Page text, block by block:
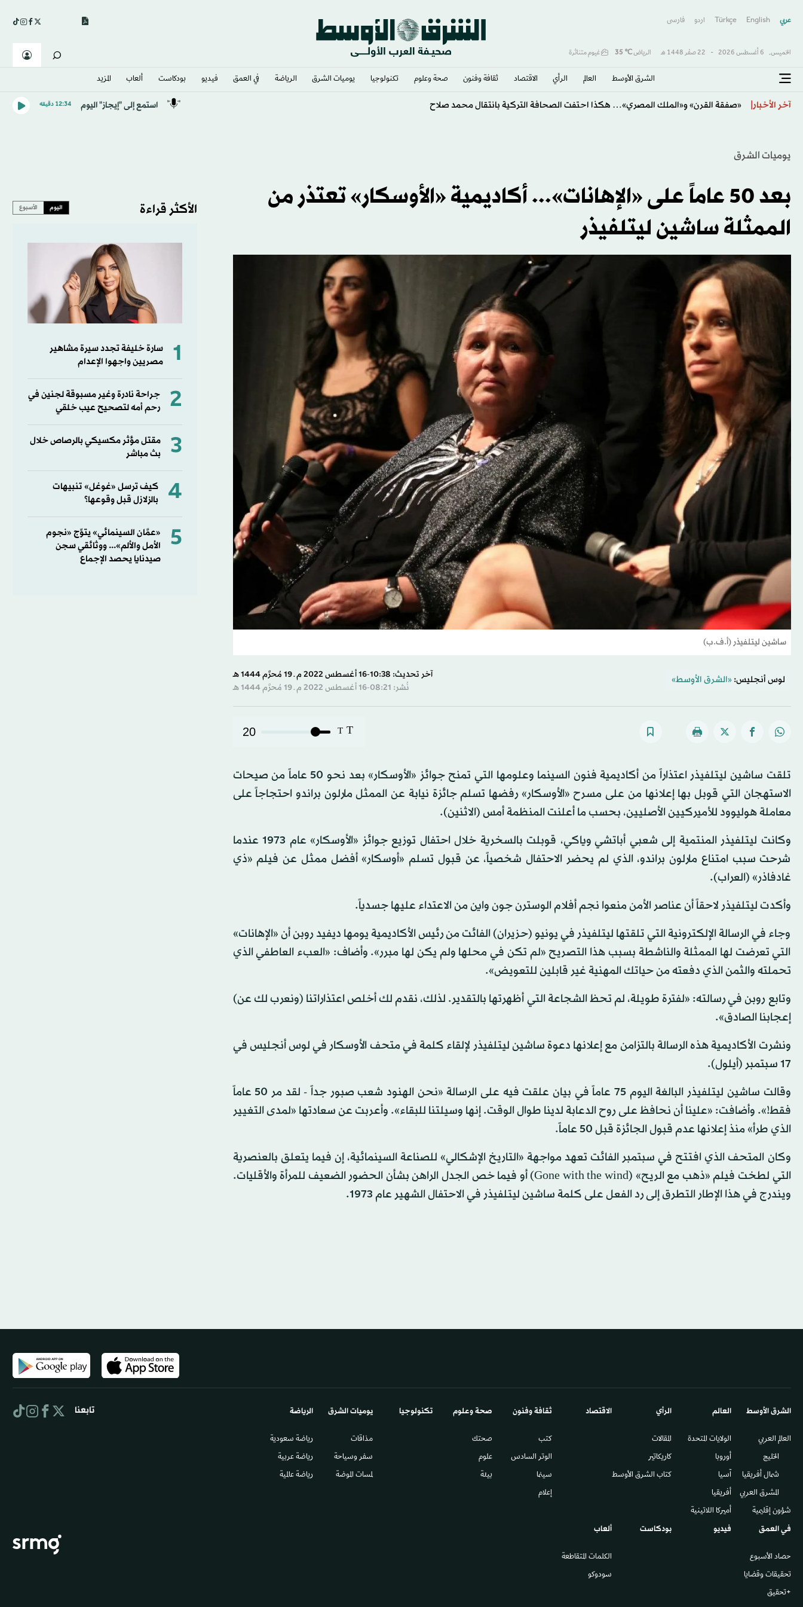
عربي English
Türkçe اردو فارسى
الخميس, 6 أغسطس 2026 - 22 صفَر 1448 هـ الرياض℃
35 غيوم متناثرة
الشرق الأوسط​ العالم الرأي الاقتصاد ثقافة وفنون صحة وعلوم تكنولوجيا يوميات الشرق​ الرياضة في العمق فيديو بودكاست ألعاب المزيد
آخر الأخبار استمع إلى "إيجاز" اليوم 12:34 دقيقه
يوميات الشرق
بعد 50 عاماً على «الإهانات»... أكاديمية «الأوسكار» تعتذر من
الممثلة ساشين ليتلفيذر
ساشين ليتلفيذر (أ.ف.ب)
لوس أنجليس: «الشرق الأوسط»
آخر تحديث: 10:38-16 أغسطس 2022 م ـ 19 مُحرَّم 1444 هـ
نُشر: 08:21-16 أغسطس 2022 م ـ 19 مُحرَّم 1444 هـ
T
T
20
تلقت ساشين ليتلفيذر اعتذاراً من أكاديمية فنون السينما وعلومها التي تمنح جوائز «الأوسكار» بعد نحو 50 عاماً من صيحات
الاستهجان التي قوبل بها إعلانها من على مسرح «الأوسكار» رفضها تسلم جائزة نيابة عن الممثل مارلون براندو احتجاجاً على
معاملة هوليوود للأميركيين الأصليين، بحسب ما أعلنت المنظمة أمس (الاثنين).
وكانت ليتلفيذر المنتمية إلى شعبي أباتشي وياكي، قوبلت بالسخرية خلال احتفال توزيع جوائز «الأوسكار» عام 1973 عندما
شرحت سبب امتناع مارلون براندو، الذي لم يحضر الاحتفال شخصياً، عن قبول تسلم «أوسكار» أفضل ممثل عن فيلم «ذي
غادفاذر» (العراب).
وأكدت ليتلفيذر لاحقاً أن عناصر الأمن منعوا نجم أفلام الوسترن جون واين من الاعتداء عليها جسدياً.
وجاء في الرسالة الإلكترونية التي تلقتها ليتلفيذر في يونيو (حزيران) الفائت من رئيس الأكاديمية يومها ديفيد روبن أن «الإهانات»
التي تعرضت لها الممثلة والناشطة بسبب هذا التصريح «لم تكن في محلها ولم يكن لها مبرر». وأضاف: «العبء العاطفي الذي
تحملته والثمن الذي دفعته من حياتك المهنية غير قابلين للتعويض».
وتابع روبن في رسالته: «لفترة طويلة، لم تحظ الشجاعة التي أظهرتها بالتقدير. لذلك، نقدم لك أخلص اعتذاراتنا (ونعرب لك عن)
إعجابنا الصادق».
ونشرت الأكاديمية هذه الرسالة بالتزامن مع إعلانها دعوة ساشين ليتلفيذر لإلقاء كلمة في متحف الأوسكار في لوس أنجليس في
17 سبتمبر (أيلول).
وقالت ساشين ليتلفيذر البالغة اليوم 75 عاماً في بيان علقت فيه على الرسالة «نحن الهنود شعب صبور جداً - لقد مر 50 عاماً
فقط!». وأضافت: «علينا أن نحافظ على روح الدعابة لدينا طوال الوقت. إنها وسيلتنا للبقاء». وأعربت عن سعادتها «لمدى التغيير
الذي طرأ» منذ إعلانها عدم قبول الجائزة قبل 50 عاماً.
وكان المتحف الذي افتتح في سبتمبر الفائت تعهد مواجهة «التاريخ الإشكالي» للصناعة السينمائية، إن فيما يتعلق بالعنصرية
التي لطخت فيلم «ذهب مع الريح» (Gone with the wind) أو فيما خص الجدل الراهن بشأن الحضور الضعيف للمرأة والأقليات.
ويندرج في هذا الإطار التطرق إلى رد الفعل على كلمة ساشين ليتلفيذر في الاحتفال الشهير عام 1973.
الأكثر قراءة اليوم الأسبوع
1
سارة خليفة تجدد سيرة مشاهير
مصريين واجهوا الإعدام
2
جراحة نادرة وغير مسبوقة لجنين في
رحم أمه لتصحيح عيب خلقي
3
مقتل مؤثر مكسيكي بالرصاص خلال
بث مباشر
4
كيف ترسل «غوغل» تنبيهات
بالزلازل قبل وقوعها؟
5
«عمَّان السينمائي» يتوِّج «نجوم
الأمل والألم»... ووثائقي سجن
صيدنايا يحصد الإجماع
الشرق الأوسط​
العالم العربي
الخليج
شمال أفريقيا
المشرق العربي
شؤون إقليمية
العالم
الولايات المتحدة
أوروبا
آسيا
أفريقيا
أميركا اللاتينية
الرأي
المقالات
كاريكاتير
كتاب الشرق الأوسط
الاقتصاد ثقافة وفنون
كتب
الوتر السادس​
سينما
إعلام
صحة وعلوم
صحتك
علوم
بيئة
تكنولوجيا يوميات الشرق​
مذاقات
سفر وسياحة
لمسات الموضة
الرياضة
رياضة سعودية
رياضة عربية
رياضة عالمية
في العمق
حصاد الأسبوع
تحقيقات وقضايا
+تحقيق
فيديو بودكاست ألعاب
الكلمات المتقاطعة
سودوكو
تابعنا